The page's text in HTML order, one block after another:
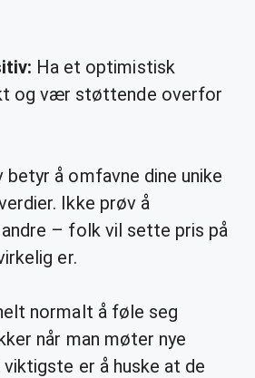
Ha et optimistisk
og vær støttende overfor
å omfavne dine unike
Ikke prøv å
– folk vil sette pris på
er.
normalt å føle seg
når man møter nye
viktigste er å huske at de